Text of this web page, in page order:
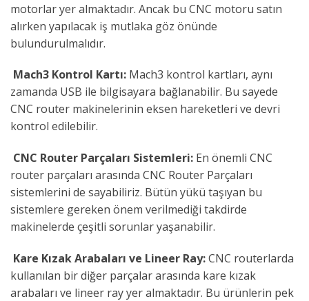
motorlar yer almaktadır. Ancak bu CNC motoru satın
alırken yapılacak iş mutlaka göz önünde
bulundurulmalıdır.
Mach3 Kontrol Kartı: Mach3 kontrol kartları, aynı
zamanda USB ile bilgisayara bağlanabilir. Bu sayede
CNC router makinelerinin eksen hareketleri ve devri
kontrol edilebilir.
CNC Router Parçaları Sistemleri: En önemli CNC
router parçaları arasında CNC Router Parçaları
sistemlerini de sayabiliriz. Bütün yükü taşıyan bu
sistemlere gereken önem verilmediği takdirde
makinelerde çeşitli sorunlar yaşanabilir.
Kare Kızak Arabaları ve Lineer Ray:CNC routerlarda
kullanılan bir diğer parçalar arasında kare kızak
arabaları ve lineer ray yer almaktadır. Bu ürünlerin pek